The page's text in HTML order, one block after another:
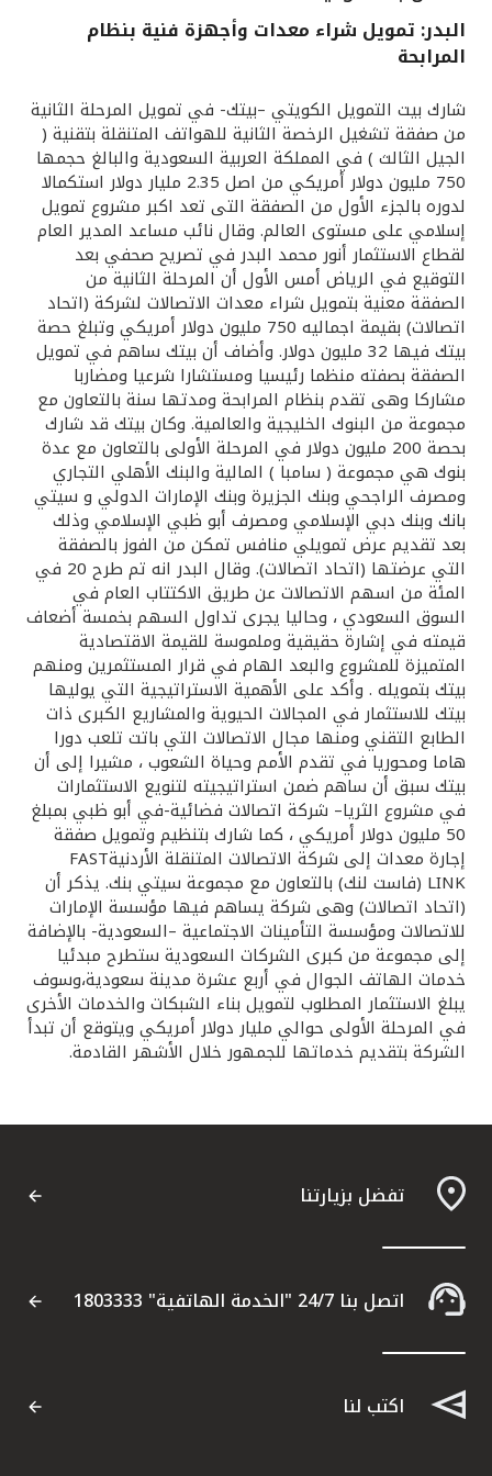
القنوات المصرفية
أدوات وخدمات
خدمات ما بعد البيع
اتصل بنا
مواقع الفروع وأجهزة الصرف الآلي
ألمانيا
ماليزيا
تركيا
مصر
المملكة المتحدة
مملكة البحرين
البدر: تمويل شراء معدات وأجهزة فنية بنظام
المرابحة
شارك بيت التمويل الكويتي –بيتك- في تمويل المرحلة الثانية
من صفقة تشغيل الرخصة الثانية للهواتف المتنقلة بتقنية (
الجيل الثالث ) في المملكة العربية السعودية والبالغ حجمها
750 مليون دولار أمريكي من اصل 2.35 مليار دولار استكمالا
لدوره بالجزء الأول من الصفقة التى تعد اكبر مشروع تمويل
إسلامي على مستوى العالم. وقال نائب مساعد المدير العام
لقطاع الاستثمار أنور محمد البدر في تصريح صحفي بعد
التوقيع في الرياض أمس الأول أن المرحلة الثانية من
الصفقة معنية بتمويل شراء معدات الاتصالات لشركة (اتحاد
اتصالات) بقيمة اجماليه 750 مليون دولار أمريكي وتبلغ حصة
بيتك فيها 32 مليون دولار. وأضاف أن بيتك ساهم في تمويل
الصفقة بصفته منظما رئيسيا ومستشارا شرعيا ومضاربا
مشاركا وهى تقدم بنظام المرابحة ومدتها سنة بالتعاون مع
مجموعة من البنوك الخليجية والعالمية. وكان بيتك قد شارك
بحصة 200 مليون دولار في المرحلة الأولى بالتعاون مع عدة
بنوك هي مجموعة ( سامبا ) المالية والبنك الأهلي التجاري
ومصرف الراجحي وبنك الجزيرة وبنك الإمارات الدولي و سيتي
بانك وبنك دبي الإسلامي ومصرف أبو ظبي الإسلامي وذلك
بعد تقديم عرض تمويلي منافس تمكن من الفوز بالصفقة
التي عرضتها (اتحاد اتصالات). وقال البدر انه تم طرح 20 في
المئة من اسهم الاتصالات عن طريق الاكتتاب العام في
السوق السعودي ، وحاليا يجرى تداول السهم بخمسة أضعاف
قيمته في إشارة حقيقية وملموسة للقيمة الاقتصادية
المتميزة للمشروع والبعد الهام في قرار المستثمرين ومنهم
بيتك بتمويله . وأكد على الأهمية الاستراتيجية التي يوليها
بيتك للاستثمار في المجالات الحيوية والمشاريع الكبرى ذات
الطابع التقني ومنها مجال الاتصالات التي باتت تلعب دورا
هاما ومحوريا في تقدم الأمم وحياة الشعوب ، مشيرا إلى أن
بيتك سبق أن ساهم ضمن استراتيجيته لتنويع الاستثمارات
في مشروع الثريا– شركة اتصالات فضائية-في أبو ظبي بمبلغ
50 مليون دولار أمريكي ، كما شارك بتنظيم وتمويل صفقة
إجارة معدات إلى شركة الاتصالات المتنقلة الأردنيةFAST
LINK (فاست لنك) بالتعاون مع مجموعة سيتي بنك. يذكر أن
(اتحاد اتصالات) وهى شركة يساهم فيها مؤسسة الإمارات
للاتصالات ومؤسسة التأمينات الاجتماعية –السعودية- بالإضافة
إلى مجموعة من كبرى الشركات السعودية ستطرح مبدئيا
خدمات الهاتف الجوال في أربع عشرة مدينة سعودية،وسوف
يبلغ الاستثمار المطلوب لتمويل بناء الشبكات والخدمات الأخرى
في المرحلة الأولى حوالي مليار دولار أمريكي ويتوقع أن تبدأ
الشركة بتقديم خدماتها للجمهور خلال الأشهر القادمة.
تفضل بزيارتنا
اتصل بنا 24/7 "الخدمة الهاتفية" 1803333
اكتب لنا